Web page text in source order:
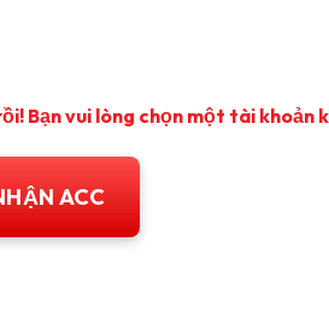
Bạn vui lòng chọn một tài khoản
ACC